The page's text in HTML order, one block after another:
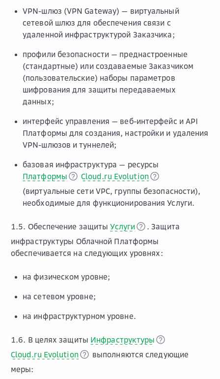
VPN-шлюз (VPN Gateway) — виртуальный
сетевой шлюз для обеспечения связи с
удаленной инфраструктурой Заказчика;
профили безопасности — преднастроенные
(стандартные) или создаваемые Заказчиком
(пользовательские) наборы параметров
шифрования для защиты передаваемых
данных;
интерфейс управления — веб-интерфейс и API
Платформы для создания, настройки и удаления
VPN-шлюзов и туннелей;
базовая инфраструктура — ресурсы
Платформы
Cloud.ru Evolution
(виртуальные сети VPC, группы безопасности),
необходимые для функционирования Услуги.
1.5. Обеспечение защитыУслуги
. Защита
инфраструктуры Облачной Платформы
обеспечивается на следующих уровнях:
на физическом уровне;
на сетевом уровне;
на инфраструктурном уровне.
1.6. В целях защиты Инфраструктуры
Cloud.ru Evolution
выполняются следующие
меры: